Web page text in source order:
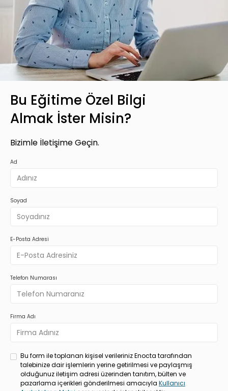
Bu Eğitime Özel Bilgi
Almak İster Misin?
Bizimle İletişime Geçin.
Ad
Soyad
E-Posta Adresi
Telefon Numarası
Firma Adı
Bu form ile toplanan kişisel verileriniz Enocta tarafından
talebinize dair işlemlerin yerine getirilmesi ve paylaşmış
olduğunuz iletişim adresi üzerinden tanıtım, bülten ve
pazarlama içerikleri gönderilmesi amacıyla Kullanıcı